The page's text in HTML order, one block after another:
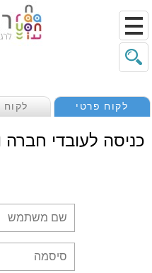
לקוח פרטי לקוח
כניסה לעובדי חברה